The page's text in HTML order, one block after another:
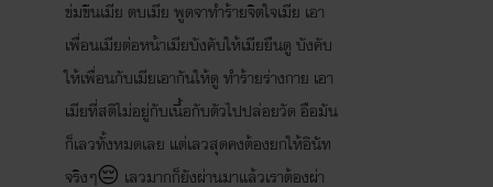
ข่มขืนเมีย ตบเมีย พูดจาทำร้ายจิตใจเมีย เอา
เพื่อนเมียต่อหน้าเมียบังคับให้เมียยืนดู บังคับ
ให้เพื่อนกับเมียเอากันให้ดู ทำร้ายร่างกาย เอา
เมียที่สติไม่อยู่กับเนื้อกับตัวไปปล่อยวัด อือมัน
ก็เลวทั้งหมดเลย แต่เลวสุดคงต้องยกให้อินัท
จริงๆ😔 เลวมากก็ยังผ่านมาแล้วเราต้องผ่า